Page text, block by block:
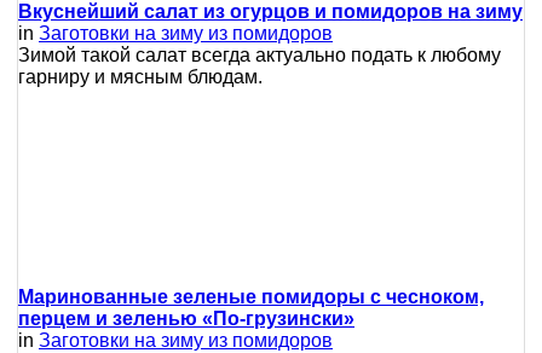
Вкуснейший салат из огурцов и помидоров на зиму
in Заготовки на зиму из помидоров
Зимой такой салат всегда актуально подать к любому
гарниру и мясным блюдам.
Маринованные зеленые помидоры с чесноком,
перцем и зеленью «По-грузински»
in Заготовки на зиму из помидоров